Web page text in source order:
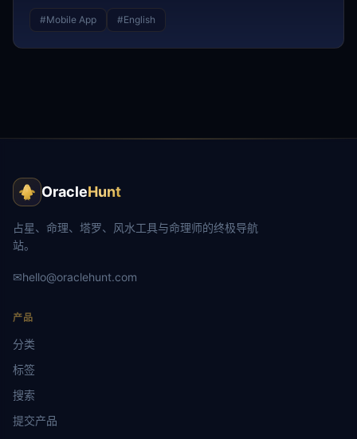
#Mobile App #English
OracleHunt
占星、命理、塔罗、风水工具与命理师的终极导航
站。
✉hello@oraclehunt.com
产品
分类
标签
搜索
提交产品